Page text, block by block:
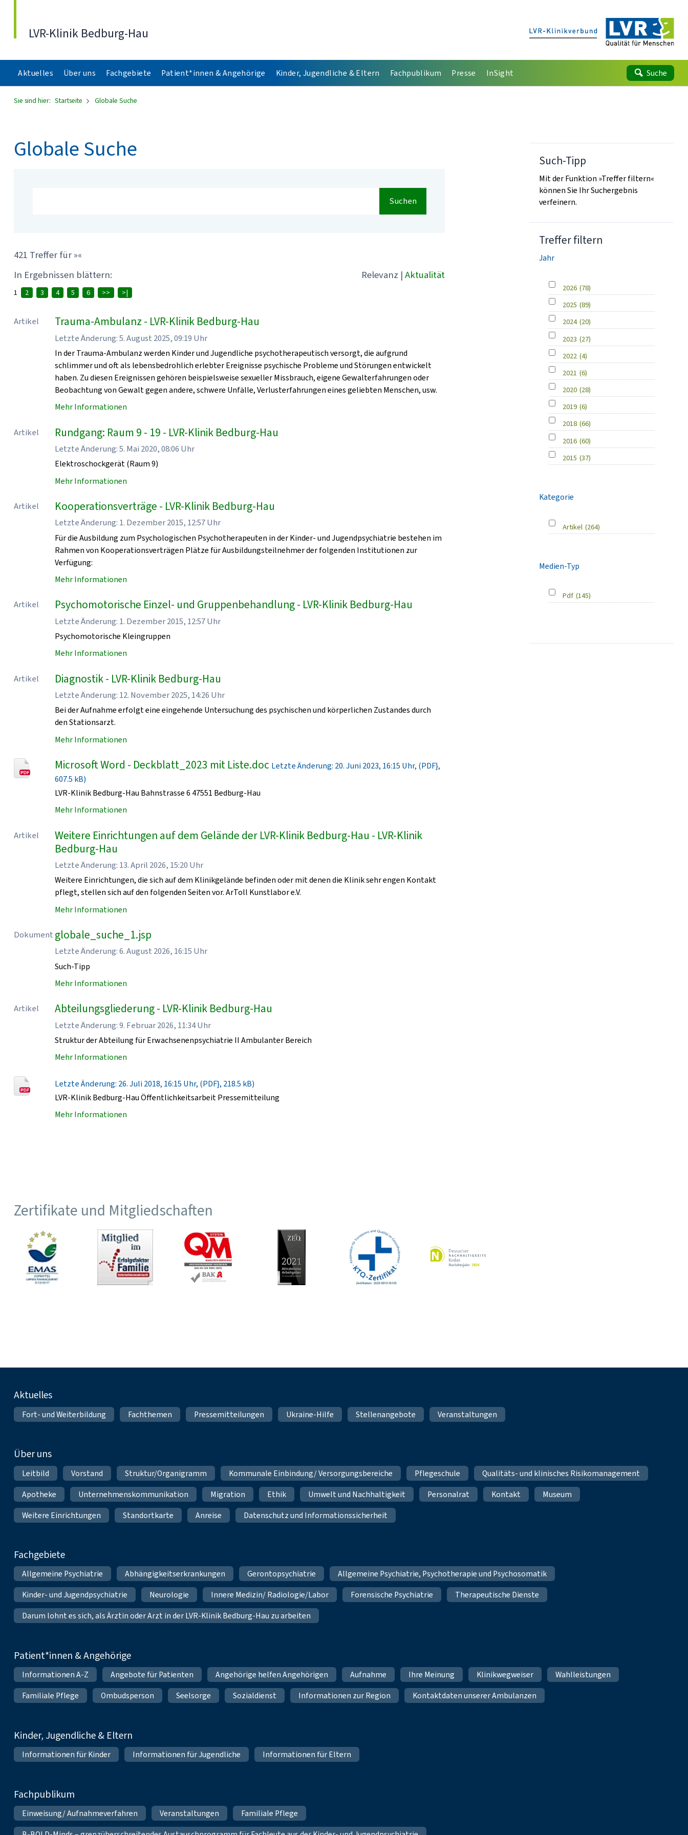
LVR-Klinik Bedburg-Hau
Aktuelles Über uns Fachgebiete Patient*innen & Angehörige Kinder, Jugendliche & Eltern Fachpublikum Presse InSight Suche
Sie sind hier: Startseite Globale Suche
Globale Suche
Suchen
421 Treffer für »«
In Ergebnissen blättern:
Relevanz | Aktualität
1 2 3 4 5 6 >> >|
Artikel Trauma-Ambulanz - LVR-Klinik Bedburg-Hau
Letzte Änderung: 5. August 2025, 09:19 Uhr
In der Trauma-Ambulanz werden Kinder und Jugendliche psychotherapeutisch versorgt, die aufgrund
schlimmer und oft als lebensbedrohlich erlebter Ereignisse psychische Probleme und Störungen entwickelt
haben. Zu diesen Ereignissen gehören beispielsweise sexueller Missbrauch, eigene Gewalterfahrungen oder
Beobachtung von Gewalt gegen andere, schwere Unfälle, Verlusterfahrungen eines geliebten Menschen, usw.
Mehr Informationen
Artikel Rundgang: Raum 9 - 19 - LVR-Klinik Bedburg-Hau
Letzte Änderung: 5. Mai 2020, 08:06 Uhr
Elektroschockgerät (Raum 9)
Mehr Informationen
Artikel Kooperationsverträge - LVR-Klinik Bedburg-Hau
Letzte Änderung: 1. Dezember 2015, 12:57 Uhr
Für die Ausbildung zum Psychologischen Psychotherapeuten in der Kinder- und Jugendpsychiatrie bestehen im
Rahmen von Kooperationsverträgen Plätze für Ausbildungsteilnehmer der folgenden Institutionen zur
Verfügung:
Mehr Informationen
Artikel Psychomotorische Einzel- und Gruppenbehandlung - LVR-Klinik Bedburg-Hau
Letzte Änderung: 1. Dezember 2015, 12:57 Uhr
Psychomotorische Kleingruppen
Mehr Informationen
Artikel Diagnostik - LVR-Klinik Bedburg-Hau
Letzte Änderung: 12. November 2025, 14:26 Uhr
Bei der Aufnahme erfolgt eine eingehende Untersuchung des psychischen und körperlichen Zustandes durch
den Stationsarzt.
Mehr Informationen
Microsoft Word - Deckblatt_2023 mit Liste.doc Letzte Änderung: 20. Juni 2023, 16:15 Uhr, (PDF},
607.5 kB)
LVR-Klinik Bedburg-Hau Bahnstrasse 6 47551 Bedburg-Hau
Mehr Informationen
Artikel
Weitere Einrichtungen auf dem Gelände der LVR-Klinik Bedburg-Hau - LVR-Klinik
Bedburg-Hau
Letzte Änderung: 13. April 2026, 15:20 Uhr
Weitere Einrichtungen, die sich auf dem Klinikgelände befinden oder mit denen die Klinik sehr engen Kontakt
pflegt, stellen sich auf den folgenden Seiten vor. ArToll Kunstlabor e.V.
Mehr Informationen
Dokument globale_suche_1.jsp
Letzte Änderung: 6. August 2026, 16:15 Uhr
Such-Tipp
Mehr Informationen
Artikel Abteilungsgliederung - LVR-Klinik Bedburg-Hau
Letzte Änderung: 9. Februar 2026, 11:34 Uhr
Struktur der Abteilung für Erwachsenenpsychiatrie II Ambulanter Bereich
Mehr Informationen
Letzte Änderung: 26. Juli 2018, 16:15 Uhr, (PDF}, 218.5 kB)
LVR-Klinik Bedburg-Hau Öffentlichkeitsarbeit Pressemitteilung
Mehr Informationen
Such-Tipp
Mit der Funktion »Treffer filtern«
können Sie Ihr Suchergebnis
verfeinern.
Treffer filtern
Jahr
2026 (78)
2025 (89)
2024 (20)
2023 (27)
2022 (4)
2021 (6)
2020 (28)
2019 (6)
2018 (66)
2016 (60)
2015 (37)
Kategorie
Artikel (264)
Medien-Typ
Pdf (145)
Zertifikate und Mitgliedschaften
Fußnavigation
Aktuelles
Fort- und Weiterbildung Fachthemen Pressemitteilungen Ukraine-Hilfe Stellenangebote Veranstaltungen
Über uns
Leitbild Vorstand Struktur/Organigramm Kommunale Einbindung/ Versorgungsbereiche Pflegeschule
Qualitäts- und klinisches Risikomanagement
Apotheke
Unternehmenskommunikation Migration Ethik Umwelt und Nachhaltigkeit Personalrat Kontakt
Museum
Weitere Einrichtungen
Standortkarte Anreise Datenschutz und Informationssicherheit
Fachgebiete
Allgemeine Psychiatrie Abhängigkeitserkrankungen Gerontopsychiatrie
Allgemeine Psychiatrie, Psychotherapie und Psychosomatik
Kinder- und Jugendpsychiatrie
Neurologie Innere Medizin/ Radiologie/Labor Forensische Psychiatrie
Therapeutische Dienste
Darum lohnt es sich, als Ärztin oder Arzt in der LVR-Klinik Bedburg-Hau zu arbeiten
Patient*innen & Angehörige
Informationen A-Z Angebote für Patienten Angehörige helfen Angehörigen Aufnahme Ihre Meinung Klinikwegweiser
Wahlleistungen
Familiale Pflege
Ombudsperson Seelsorge Sozialdienst Informationen zur Region Kontaktdaten unserer Ambulanzen
Kinder, Jugendliche & Eltern
Informationen für Kinder Informationen für Jugendliche Informationen für Eltern
Fachpublikum
Einweisung/ Aufnahmeverfahren Veranstaltungen
Familiale Pflege